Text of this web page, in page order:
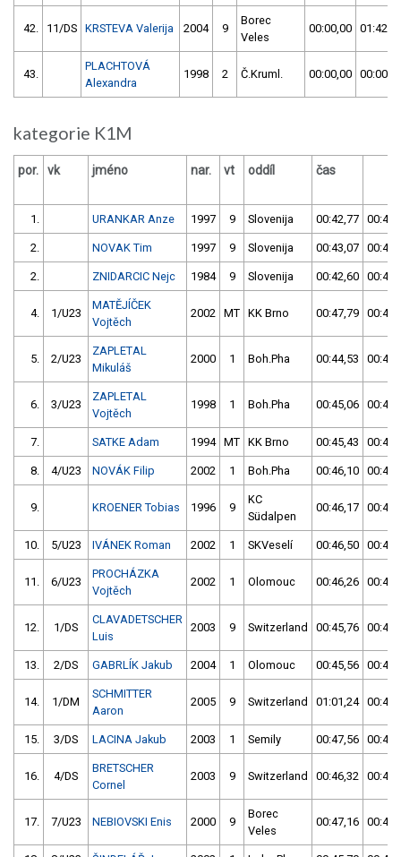
42. 11/DS KRSTEVA Valerija 2004 9
Borec
Veles
00:00,00
43.
PLACHTOVÁ
Alexandra
1998 2 Č.Kruml. 00:00,00
kategorie K1M
por. vk jméno nar. vt oddíl čas
1. URANKAR Anze 1997 9 Slovenija 00:42,77
2. NOVAK Tim 1997 9 Slovenija 00:43,07
2. ZNIDARCIC Nejc 1984 9 Slovenija 00:42,60
4. 1/U23
MATĚJÍČEK
Vojtěch
2002 MT KK Brno 00:47,79
5. 2/U23
ZAPLETAL
Mikuláš
2000 1 Boh.Pha 00:44,53
6. 3/U23
ZAPLETAL
Vojtěch
1998 1 Boh.Pha 00:45,06
7. SATKE Adam 1994 MT KK Brno 00:45,43
8. 4/U23 NOVÁK Filip 2002 1 Boh.Pha 00:46,10
9. KROENER Tobias 1996 9
KC
Südalpen
00:46,17
10. 5/U23 IVÁNEK Roman 2002 1 SKVeselí 00:46,50
11. 6/U23
PROCHÁZKA
Vojtěch
2002 1 Olomouc 00:46,26
12. 1/DS
CLAVADETSCHER
Luis
2003 9 Switzerland 00:45,76
13. 2/DS GABRLÍK Jakub 2004 1 Olomouc 00:45,56
14. 1/DM
SCHMITTER
Aaron
2005 9 Switzerland 01:01,24
15. 3/DS LACINA Jakub 2003 1 Semily 00:47,56
16. 4/DS
BRETSCHER
Cornel
2003 9 Switzerland 00:46,32
17. 7/U23 NEBIOVSKI Enis 2000 9
Borec
Veles
00:47,16